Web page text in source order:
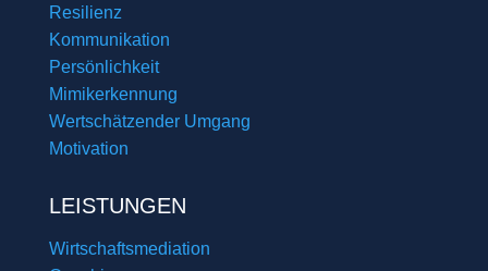
Resilienz
Kommunikation
Persönlichkeit
Mimikerkennung
Wertschätzender Umgang
Motivation
LEISTUNGEN
Wirtschaftsmediation